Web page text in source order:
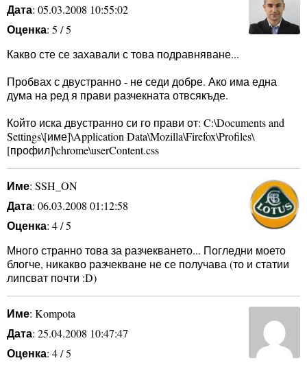
Дата: 05.03.2008 10:55:02
Оценка: 5 / 5
Какво сте се захавали с това подравняване...
Пробвах с двустранно - не седи добре. Ако има една
дума на ред я прави разчекната отвсякъде.
Който иска двустранно си го прави от: C:\Documents and
Settings\[име]\Application Data\Mozilla\Firefox\Profiles\
[профил]\chrome\userContent.css
Име: SSH_ON
Дата: 06.03.2008 01:12:58
Оценка: 4 / 5
Много странно това за разчекването... Погледни моето
блогче, никакво разчекване не се получава (то и статии
липсват почти :D)
Име: Kompota
Дата: 25.04.2008 10:47:47
Оценка: 4 / 5